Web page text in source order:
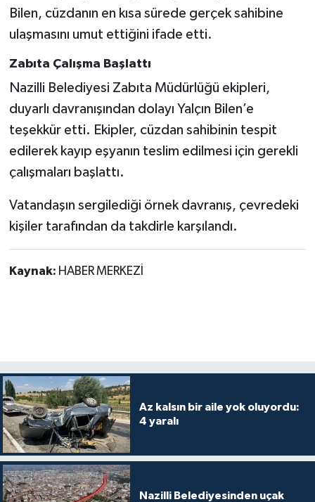
Bilen, cüzdanın en kısa sürede gerçek sahibine
ulaşmasını umut ettiğini ifade etti.
Zabıta Çalışma Başlattı
Nazilli Belediyesi Zabıta Müdürlüğü ekipleri,
duyarlı davranışından dolayı Yalçın Bilen’e
teşekkür etti. Ekipler, cüzdan sahibinin tespit
edilerek kayıp eşyanın teslim edilmesi için gerekli
çalışmaları başlattı.
Vatandaşın sergilediği örnek davranış, çevredeki
kişiler tarafından da takdirle karşılandı.
Kaynak: HABER MERKEZİ
Az kalsın bir aile yok oluyordu:
4 yaralı
Nazilli Belediyesinden uçak